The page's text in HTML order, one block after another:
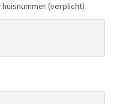
huisnummer (verplicht)